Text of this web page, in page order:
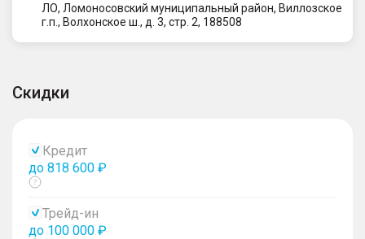
ЛО, Ломоносовский муниципальный район, Виллозское
г.п., Волхонское ш., д. 3, стр. 2, 188508
Скидки
Кредит
до 818 600 ₽
Показать
Трейд-ин
до 100 000 ₽